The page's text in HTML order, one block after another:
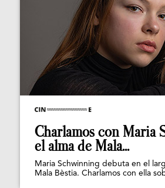
Charlamos con Maria
el alma de Mala...
Maria Schwinning debuta en el
Mala Bèstia. Charlamos con ella